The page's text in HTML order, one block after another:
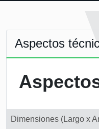
Aspectos
Dimensiones (Largo x